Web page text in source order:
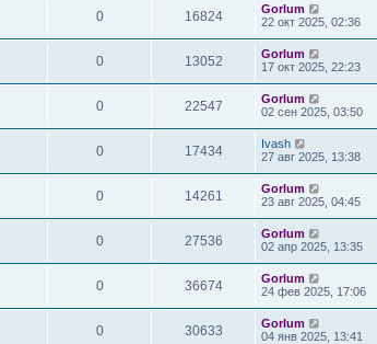
0 16824
Gorlum
22 окт 2025, 02:36
0 13052
Gorlum
17 окт 2025, 22:23
0 22547
Gorlum
02 сен 2025, 03:50
0 17434
Ivash
27 авг 2025, 13:38
0 14261
Gorlum
23 авг 2025, 04:45
0 27536
Gorlum
02 апр 2025, 13:35
0 36674
Gorlum
24 фев 2025, 17:06
0 30633
Gorlum
04 янв 2025, 13:41